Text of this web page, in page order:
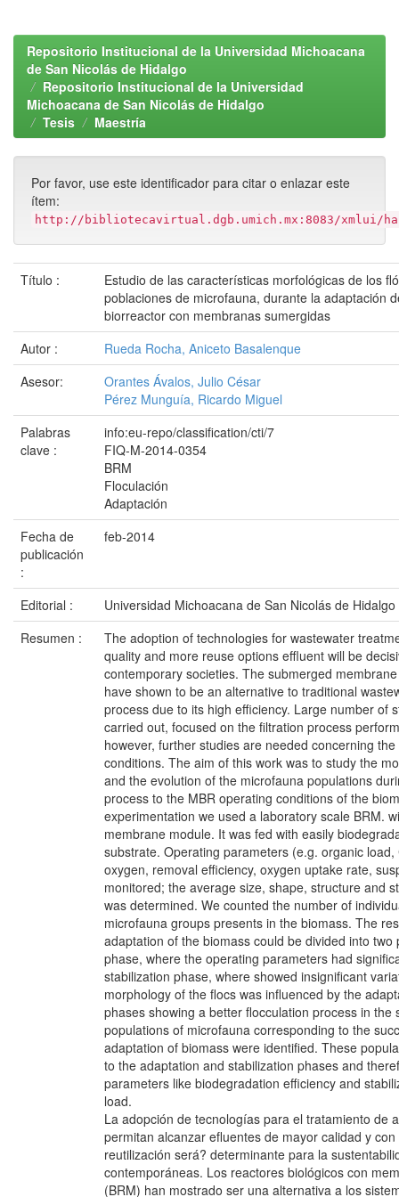
Repositorio Institucional de la Universidad Michoacana
de San Nicolás de Hidalgo
Repositorio Institucional de la Universidad
Michoacana de San Nicolás de Hidalgo
Tesis
Maestría
Por favor, use este identificador para citar o enlazar este
ítem:
http://bibliotecavirtual.dgb.umich.mx:8083/xmlui/
Título :
Estudio de las características morfológicas de los
poblaciones de microfauna, durante la adaptación
biorreactor con membranas sumergidas
Autor :
Rueda Rocha, Aniceto Basalenque
Asesor:
Orantes Ávalos, Julio César
Pérez Munguía, Ricardo Miguel
Palabras
clave :
info:eu-repo/classification/cti/7
FIQ-M-2014-0354
BRM
Floculación
Adaptación
Fecha de
publicación
:
feb-2014
Editorial :
Universidad Michoacana de San Nicolás de Hidalgo
Resumen :
The adoption of technologies for wastewater
quality and more reuse options effluent will be
contemporary societies. The submerged
have shown to be an alternative to traditional
process due to its high efficiency. Large number of
carried out, focused on the filtration process
however, further studies are needed concerning
conditions. The aim of this work was to study the
and the evolution of the microfauna populations
process to the MBR operating conditions of the
experimentation we used a laboratory scale BRM.
membrane module. It was fed with easily
substrate. Operating parameters (e.g. organic load,
oxygen, removal efficiency, oxygen uptake rate,
monitored; the average size, shape, structure and
was determined. We counted the number of
microfauna groups presents in the biomass. The
adaptation of the biomass could be divided into two
phase, where the operating parameters had
stabilization phase, where showed insignificant
morphology of the flocs was influenced by the
phases showing a better flocculation process in the
populations of microfauna corresponding to the
adaptation of biomass were identified. These
to the adaptation and stabilization phases and
parameters like biodegradation efficiency and
load.
La adopción de tecnologías para el tratamiento de
permitan alcanzar efluentes de mayor calidad y
reutilización será? determinante para la
contemporáneas. Los reactores biológicos con
(BRM) han mostrado ser una alternativa a los